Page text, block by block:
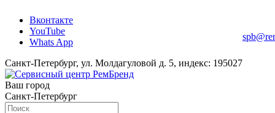
Вконтакте
YouTube
Whats App
Санкт-Петербург, ул. Молдагуловой д. 5, индекс: 195027
Ваш город
Санкт-Петербург